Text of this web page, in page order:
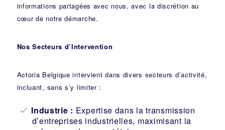
informations partagées avec nous, avec la discrétion au
cœur de notre démarche.
Nos Secteurs d’Intervention
Actoria Belgique intervient dans divers secteurs d’activité,
incluant, sans s’y limiter :
Industrie : Expertise dans la transmission
d’entreprises industrielles, maximisant la